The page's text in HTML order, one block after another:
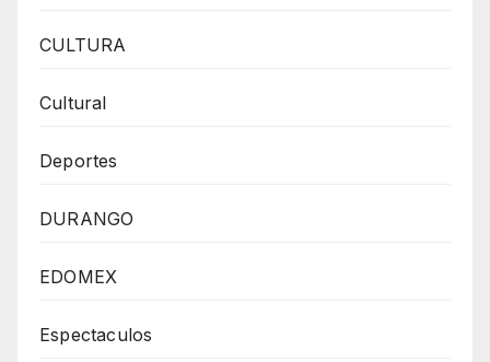
CULTURA
Cultural
Deportes
DURANGO
EDOMEX
Espectaculos